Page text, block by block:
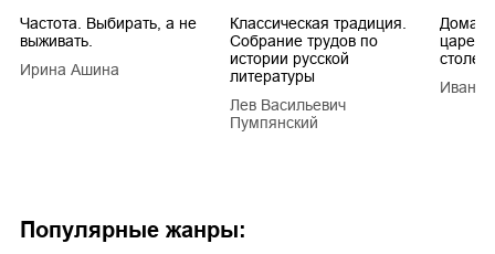
Популярные жанры:
Частота. Выбирать, а не
выживать.
Ирина Ашина
Классическая традиция.
Собрание трудов по
истории русской
литературы
Лев Васильевич
Пумпянский
царей
Иван